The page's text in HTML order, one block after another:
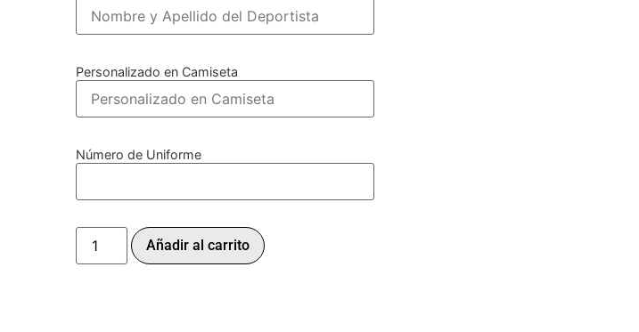
Personalizado en Camiseta
Número de Uniforme
Añadir al carrito